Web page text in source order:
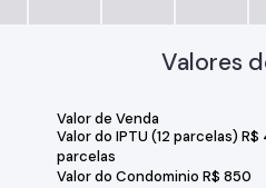
Valores
Valor de Venda
Valor do IPTU (12 parcelas) R$
parcelas
Valor do Condominio R$ 850